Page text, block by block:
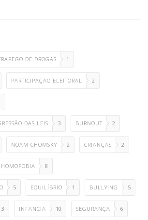
DE DROGAS 1
PARTICIPAÇÃO ELEITORAL 2
DAS LEIS 3 BURNOUT 2
NOAM CHOMSKY 2 CRIANÇAS 2
HOMOFOBIA 8
5 EQUILÍBRIO 1 BULLYING 5
3 INFANCIA 10 SEGURANÇA 6